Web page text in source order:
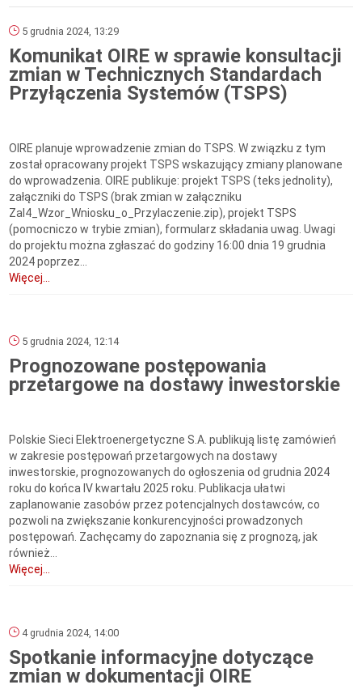
5 grudnia 2024, 13:29
Komunikat OIRE w sprawie konsultacji
zmian w Technicznych Standardach
Przyłączenia Systemów (TSPS)
OIRE planuje wprowadzenie zmian do TSPS. W związku z tym
został opracowany projekt TSPS wskazujący zmiany planowane
do wprowadzenia. OIRE publikuje: projekt TSPS (teks jednolity),
załączniki do TSPS (brak zmian w załączniku
Zal4_Wzor_Wniosku_o_Przylaczenie.zip), projekt TSPS
(pomocniczo w trybie zmian), formularz składania uwag. Uwagi
do projektu można zgłaszać do godziny 16:00 dnia 19 grudnia
2024 poprzez...
Więcej...
5 grudnia 2024, 12:14
Prognozowane postępowania
przetargowe na dostawy inwestorskie
Polskie Sieci Elektroenergetyczne S.A. publikują listę zamówień
w zakresie postępowań przetargowych na dostawy
inwestorskie, prognozowanych do ogłoszenia od grudnia 2024
roku do końca IV kwartału 2025 roku. Publikacja ułatwi
zaplanowanie zasobów przez potencjalnych dostawców, co
pozwoli na zwiększanie konkurencyjności prowadzonych
postępowań. Zachęcamy do zapoznania się z prognozą, jak
również...
Więcej...
4 grudnia 2024, 14:00
Spotkanie informacyjne dotyczące
zmian w dokumentacji OIRE